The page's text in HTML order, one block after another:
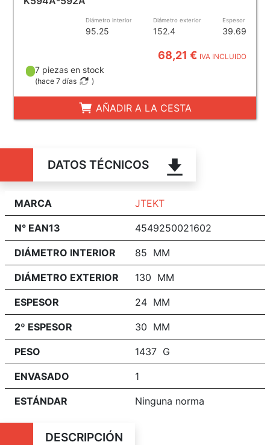
Diámetro interior
95.25
Diámetro exterior
152.4
Espesor
39.69
68,21 € IVA INCLUIDO
7 piezas en stock
(hace 7 días )
AÑADIR A LA CESTA
DATOS TÉCNICOS
MARCA JTEKT
N° EAN13 4549250021602
DIÁMETRO INTERIOR 85 MM
DIÁMETRO EXTERIOR 130 MM
ESPESOR 24 MM
2º ESPESOR 30 MM
PESO 1437 G
ENVASADO 1
ESTÁNDAR Ninguna norma
DESCRIPCIÓN